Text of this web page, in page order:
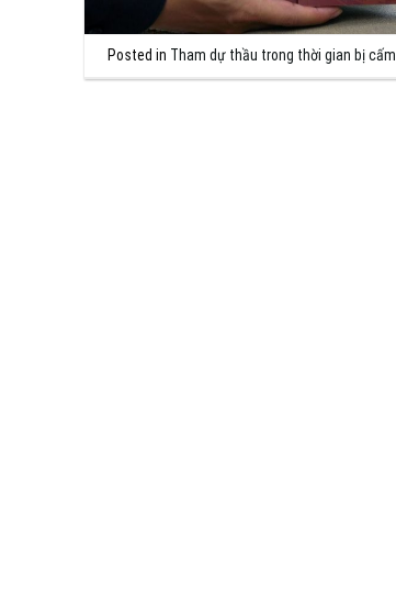
Posted in Tham dự thầu trong thời gian bị cấm